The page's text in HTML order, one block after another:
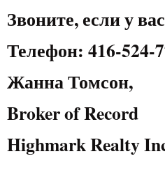
Звоните, если у
Телефон: 416-524-
ЖаннаТомсон,
Broker of Record
Highmark Realty